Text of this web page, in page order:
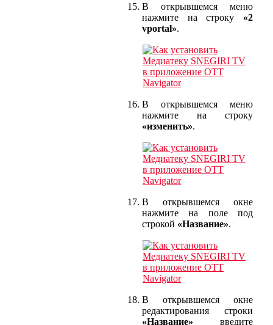
В открывшемся меню
нажмите на строку «2
vportal».
В открывшемся меню
нажмите на строку
«изменить».
В открывшемся окне
нажмите на поле под
строкой «Название».
В открывшемся окне
редактирования строки
«Название» введите